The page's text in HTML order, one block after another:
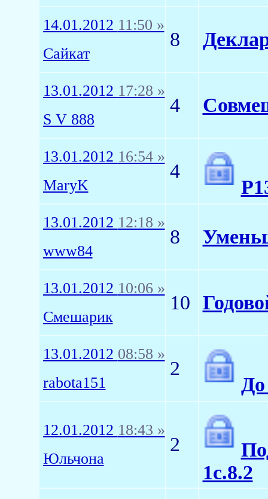
14.01.2012 11:50 »
Сайкат
8
13.01.2012 17:28 »
S V 888
4
13.01.2012 16:54 »
MaryK
4
13.01.2012 12:18 »
www84
8
13.01.2012 10:06 »
Смешарик
10
13.01.2012 08:58 »
rabota151
2
До
12.01.2012 18:43 »
Юльчона
2
1с.8.2